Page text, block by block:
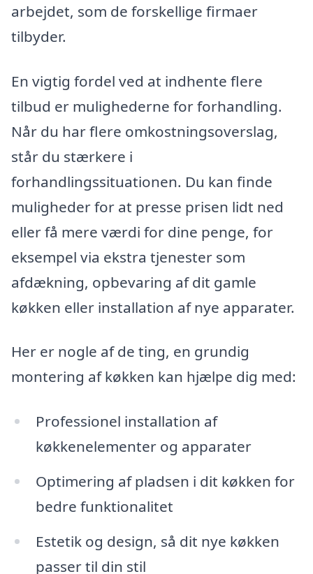
arbejdet, som de forskellige firmaer
tilbyder.
En vigtig fordel ved at indhente flere
tilbud er mulighederne for forhandling.
Når du har flere omkostningsoverslag,
står du stærkere i
forhandlingssituationen. Du kan finde
muligheder for at presse prisen lidt ned
eller få mere værdi for dine penge, for
eksempel via ekstra tjenester som
afdækning, opbevaring af dit gamle
køkken eller installation af nye apparater.
Her er nogle af de ting, en grundig
montering af køkken kan hjælpe dig med:
Professionel installation af
køkkenelementer og apparater
Optimering af pladsen i dit køkken for
bedre funktionalitet
Estetik og design, så dit nye køkken
passer til din stil